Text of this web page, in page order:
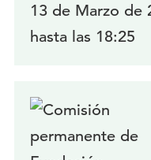
13 de Marzo de
hasta las 18:25